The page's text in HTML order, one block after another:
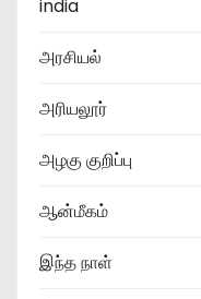
india
அரசியல்
அரியலூர்
அழகு குறிப்பு
ஆன்மீகம்
இந்த நாள்